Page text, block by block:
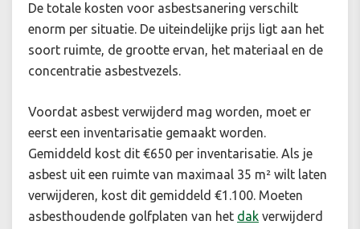
De totale kosten voor asbestsanering verschilt
enorm per situatie. De uiteindelijke prijs ligt aan het
soort ruimte, de grootte ervan, het materiaal en de
concentratie asbestvezels.
Voordat asbest verwijderd mag worden, moet er
eerst een inventarisatie gemaakt worden.
Gemiddeld kost dit €650 per inventarisatie. Als je
asbest uit een ruimte van maximaal 35 m² wilt laten
verwijderen, kost dit gemiddeld €1.100. Moeten
asbesthoudende golfplaten van het dak verwijderd